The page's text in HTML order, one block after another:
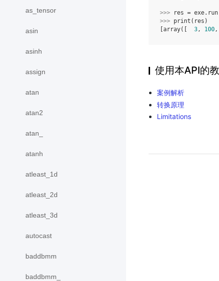
as_tensor
asin
asinh
assign
atan
atan2
atan_
atanh
atleast_1d
atleast_2d
atleast_3d
autocast
baddbmm
baddbmm_
>>> res = exe. run
>>> print ( res )
[array([ 3, 100
使用本API的
案例解析
转换原理
Limitations